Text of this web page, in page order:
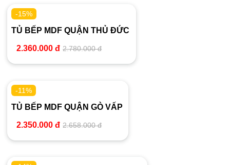
-15%
TỦ BẾP MDF QUẬN THỦ ĐỨC
2.360.000 đ 2.780.000 đ
-11%
TỦ BẾP MDF QUẬN GÒ VẤP
2.350.000 đ 2.658.000 đ